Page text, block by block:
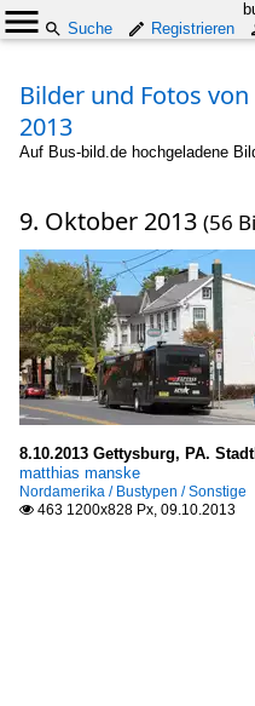
Suche
Registrieren
Bilder und Fotos
2013
Auf Bus-bild.de hochgeladene
9. Oktober 2013 (56
8.10.2013 Gettysburg, PA.
matthias manske
Nordamerika / Bustypen / Sonstige
 463 1200x828 Px, 09.10.2013